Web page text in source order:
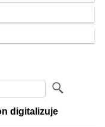
digitalizuje